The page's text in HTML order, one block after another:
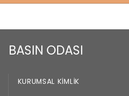
BASIN ODASI
KURUMSAL KIMLIK